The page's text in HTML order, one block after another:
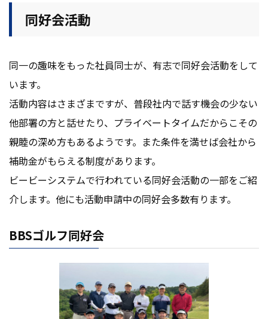
同好会活動
同一の趣味をもった社員同士が、有志で同好会活動をして
います。
活動内容はさまざまですが、普段社内で話す機会の少ない
他部署の方と話せたり、プライベートタイムだからこその
親睦の深め方もあるようです。また条件を満せば会社から
補助金がもらえる制度があります。
ビービーシステムで行われている同好会活動の一部をご紹
介します。他にも活動申請中の同好会多数有ります。
BBSゴルフ同好会